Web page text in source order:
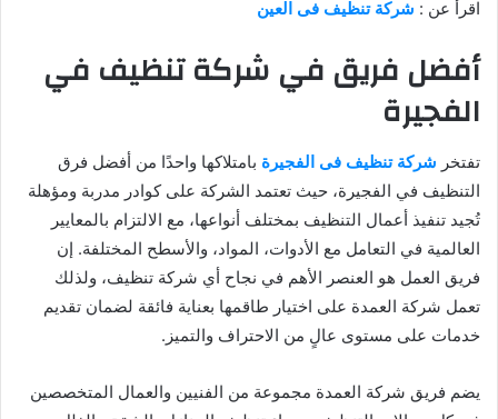
اقرأ عن : شركة تنظيف فى العين
أفضل فريق في شركة تنظيف في
الفجيرة
تفتخر شركة تنظيف فى الفجيرة بامتلاكها واحدًا من أفضل فرق
التنظيف في الفجيرة، حيث تعتمد الشركة على كوادر مدربة ومؤهلة
تُجيد تنفيذ أعمال التنظيف بمختلف أنواعها، مع الالتزام بالمعايير
العالمية في التعامل مع الأدوات، المواد، والأسطح المختلفة. إن
فريق العمل هو العنصر الأهم في نجاح أي شركة تنظيف، ولذلك
تعمل شركة العمدة على اختيار طاقمها بعناية فائقة لضمان تقديم
خدمات على مستوى عالٍ من الاحتراف والتميز.
يضم فريق شركة العمدة مجموعة من الفنيين والعمال المتخصصين